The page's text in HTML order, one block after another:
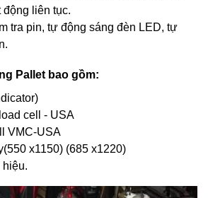
liên tục.
tra pin, tự động sáng đèn LED, tự
Pallet bao gồm:
cell - USA
VMC-USA
x1150) (685 x1220)
hiệu.